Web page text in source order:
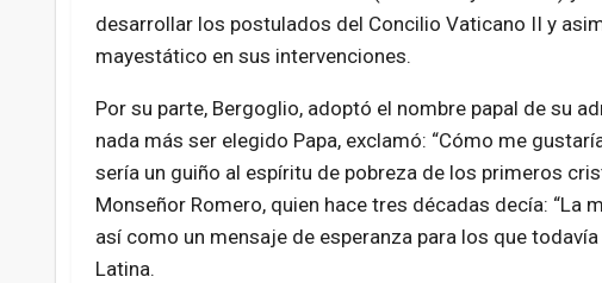
desarrollar los postulados del Concilio Vaticano II y
mayestático en sus intervenciones.
Por su parte, Bergoglio, adoptó el nombre papal de su
nada más ser elegido Papa, exclamó: “Cómo me
sería un guiño al espíritu de pobreza de los primeros
Monseñor Romero, quien hace tres décadas decía: “La
así como un mensaje de esperanza para los que
Latina.